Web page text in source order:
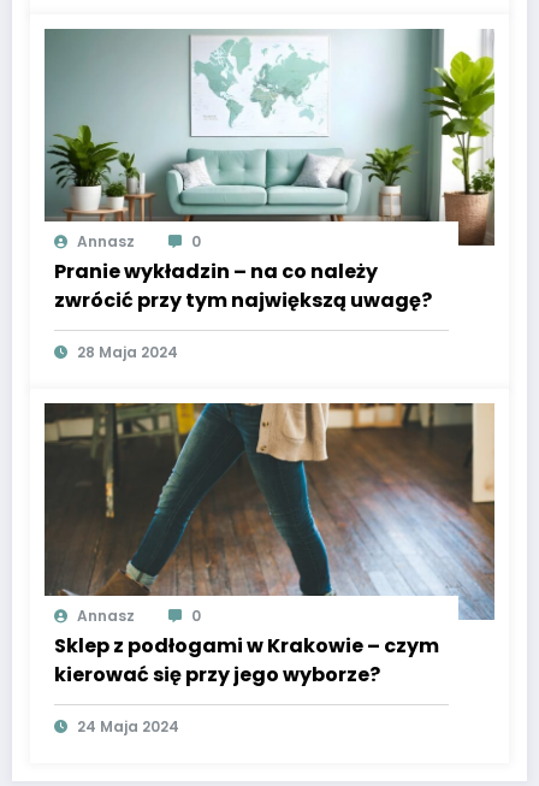
Annasz 0
Pranie wykładzin – na co należy
zwrócić przy tym największą uwagę?
28 Maja 2024
Annasz 0
Sklep z podłogami w Krakowie – czym
kierować się przy jego wyborze?
24 Maja 2024